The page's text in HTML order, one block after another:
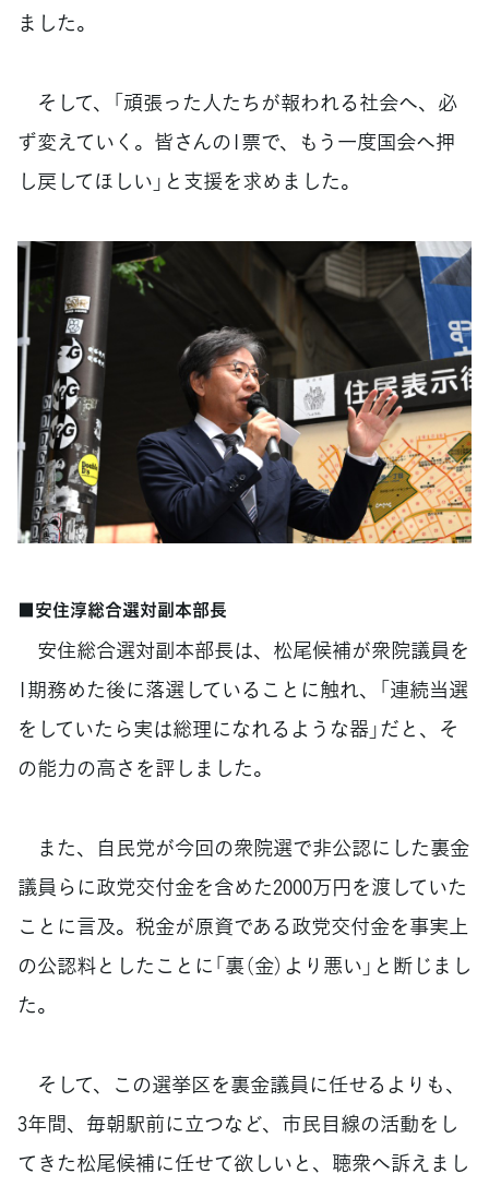
ました。
そして、「頑張った人たちが報われる社会へ、必
ず変えていく。皆さんの1票で、もう一度国会へ押
し戻してほしい」と支援を求めました。
■安住淳総合選対副本部長
安住総合選対副本部長は、松尾候補が衆院議員を
1期務めた後に落選していることに触れ、「連続当選
をしていたら実は総理になれるような器」だと、そ
の能力の高さを評しました。
また、自民党が今回の衆院選で非公認にした裏金
議員らに政党交付金を含めた2000万円を渡していた
ことに言及。税金が原資である政党交付金を事実上
の公認料としたことに「裏（金）より悪い」と断じまし
た。
そして、この選挙区を裏金議員に任せるよりも、
3年間、毎朝駅前に立つなど、市民目線の活動をし
てきた松尾候補に任せて欲しいと、聴衆へ訴えまし